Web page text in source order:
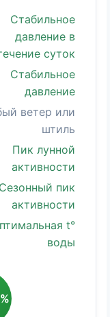
Стабильное
давление в
суток
Стабильное
давление
ветер или
штиль
Пик лунной
активности
Сезонный пик
активности
t°
воды
%